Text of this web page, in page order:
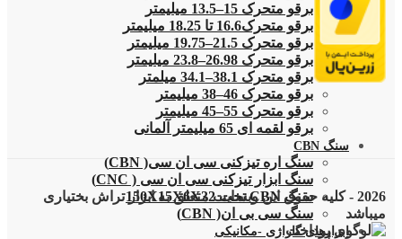
برقو متحرک 15–13.5 میلیمتر
برقو متحرک16.6 تا 18.25 میلیمتر
برقو متحرک 21.5–19.75 میلیمتر
برقو متحرک 26.98–23.8 میلیمتر
برقو متحرک 38.1–34.1 میلمتر
برقو متحرک 46–38 میلیمتر
برقو متحرک 55–45 میلیمتر
برقو لقمه ای 65 میلیمتر آلمانی
سنگ CBN
سنگ اره تیزکنی سی ان سی( CBN)
سنگ ابزار تیزکنی سی ان سی ( CNC)
سنگ CBN تخت 150X15X6X32
سنگ سی بی ان( CBN)
ابزارهای گاراژی -مکانیکی
2026 - کلیه حقوق این وبسایت متعلق به ابزار تراش بختیاری
میباشد